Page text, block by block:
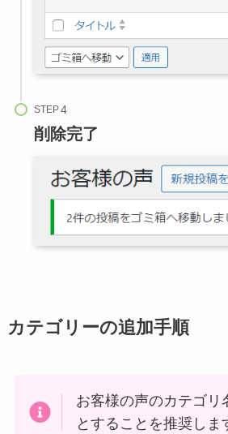
STEP
削除完了
カテゴリーの追加手順
お客様の声のカテゴリ
とすることを推奨しま